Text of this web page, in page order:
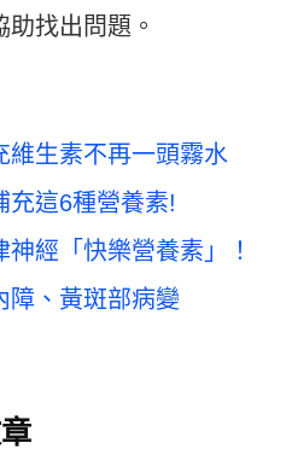
找出問題。
維生素不再一頭霧水
充這6種營養素!
經「快樂營養素」！
障、黃斑部病變